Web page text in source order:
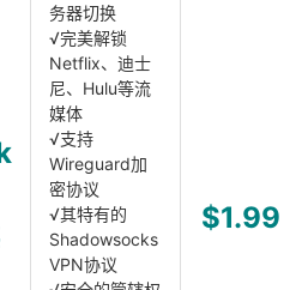
务器切换
√完美解锁
Netflix、迪士
尼、Hulu等流
媒体
√支持
Wireguard加
密协议
√其特有的
Shadowsocks
VPN协议
$1.99